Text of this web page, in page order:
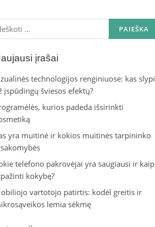
įrašai
technologijos renginiuose: kas slypi
įspūdingų šviesos efektų?
kurios padeda išsirinkti
yra muitinė ir kokios muitinės tarpininko
telefono pakrovėjai yra saugiausi ir kaip
kokybę?
vartotojo patirtis: kodėl greitis ir
lemia sėkmę